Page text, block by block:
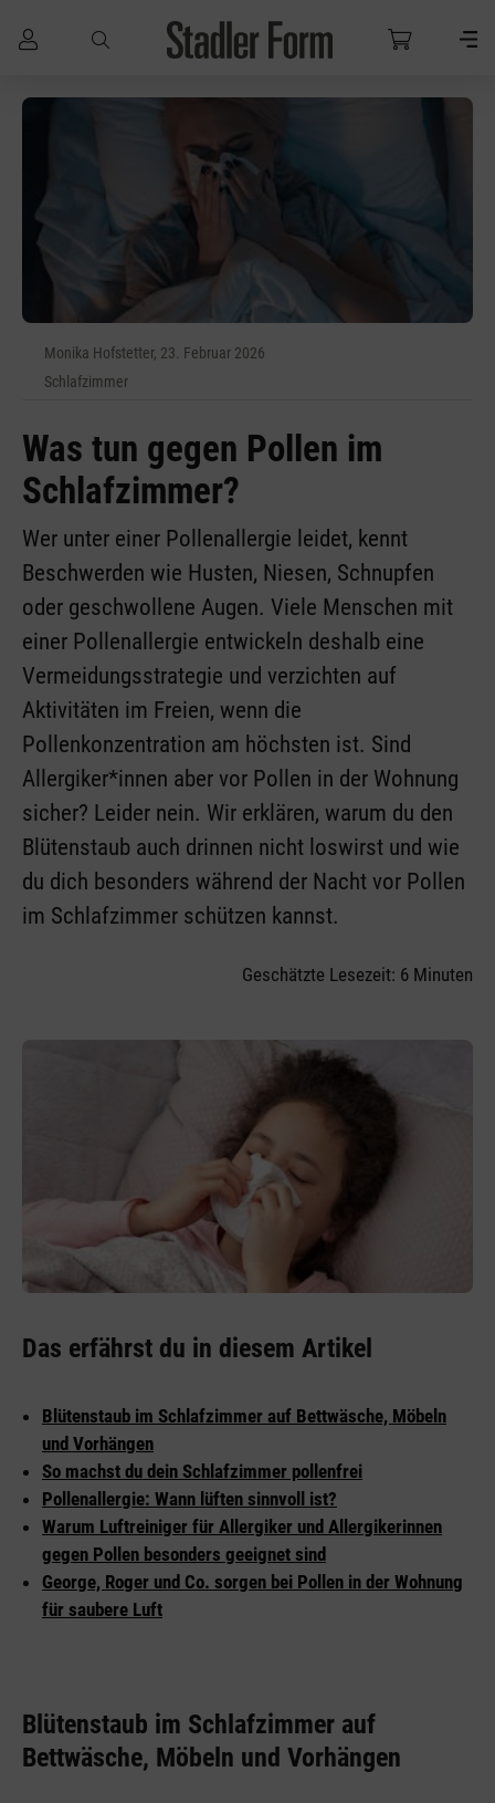
Zum Hauptinhalt springen
Monika Hofstetter, 23. Februar 2026
Schlafzimmer
Was tun gegen Pollen im
Schlafzimmer?
Wer unter einer Pollenallergie leidet, kennt
Beschwerden wie Husten, Niesen, Schnupfen
oder geschwollene Augen. Viele Menschen mit
einer Pollenallergie entwickeln deshalb eine
Vermeidungsstrategie und verzichten auf
Aktivitäten im Freien, wenn die
Pollenkonzentration am höchsten ist. Sind
Allergiker*innen aber vor Pollen in der Wohnung
sicher? Leider nein. Wir erklären, warum du den
Blütenstaub auch drinnen nicht loswirst und wie
du dich besonders während der Nacht vor Pollen
im Schlafzimmer schützen kannst.
Geschätzte Lesezeit: 6 Minuten
Das erfährst du in diesem Artikel
Blütenstaub im Schlafzimmer auf Bettwäsche, Möbeln
und Vorhängen
So machst du dein Schlafzimmer pollenfrei
Pollenallergie: Wann lüften sinnvoll ist?
Warum Luftreiniger für Allergiker und Allergikerinnen
gegen Pollen besonders geeignet sind
George, Roger und Co. sorgen bei Pollen in der Wohnung
für saubere Luft
Blütenstaub im Schlafzimmer auf
Bettwäsche, Möbeln und Vorhängen